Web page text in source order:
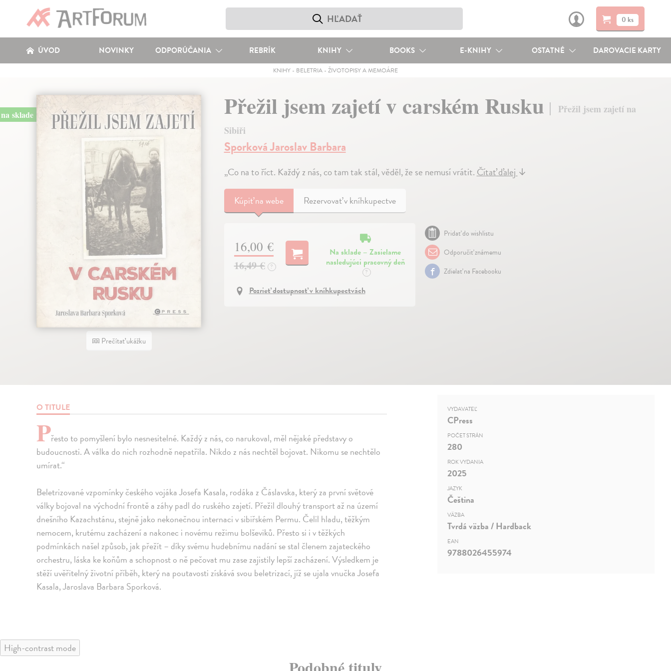
0 ks
ÚVOD NOVINKY ODPORÚČANIA REBRÍK KNIHY BOOKS E-KNIHY OSTATNÉ DAROVACIE KARTY
KNIHY- BELETRIA- ŽIVOTOPISY A MEMOÁRE
na sklade
Prečítať ukážku
Přežil jsem zajetí v carském Rusku
Přežil jsem zajetí na
Sibiři
Sporková Jaroslav Barbara
„Co na to říct. Každý z nás, co tam tak stál, věděl, že se nemusí vrátit.Čítať ďalej↓
Kúpiťna webe Rezervovať v kníhkupectve
16,00 €
16,49 € ?
Na sklade – Zasielame
nasledujúci pracovný deň
?
Pozrieť dostupnosť v kníhkupectvách
Pridať do wishlistu
Odporučiť známemu
Zdielať na Facebooku
O TITULE
Přesto to pomyšlení bylo nesnesitelné. Každý z nás, co narukoval, měl nějaké představy o
budoucnosti. A válka do nich rozhodně nepatřila. Nikdo z nás nechtěl bojovat. Nikomu se nechtělo
umírat.“
Beletrizované vzpomínky českého vojáka Josefa Kasala, rodáka z Čáslavska, který za první světové
války bojoval na východní frontě a záhy padl do ruského zajetí. Přežil dlouhý transport až na území
dnešního Kazachstánu, stejně jako nekonečnou internaci v sibiřském Permu. Čelil hladu, těžkým
nemocem, krutému zacházení a nakonec i novému režimu bolševiků. Přesto si i v těžkých
podmínkách našel způsob, jak přežít – díky svému hudebnímu nadání se stal členem zajateckého
orchestru, láska ke koňům a schopnost o ně pečovat mu zase zajistily lepší zacházení. Výsledkem je
stěží uvěřitelný životní příběh, který na poutavosti získává svou beletrizací, jíž se ujala vnučka Josefa
Kasala, Jaroslava Barbara Sporková.
VYDAVATEĽ
CPress
POČET STRÁN
280
ROK VYDANIA
2025
JAZYK
Čeština
VÄZBA
Tvrdá väzba / Hardback
EAN
9788026455974
High-contrast mode